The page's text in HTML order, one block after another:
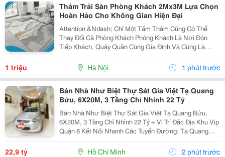
Thảm Trải Sàn Phòng Khách 2Mx3M Lựa Chọn
Hoàn Hảo Cho Không Gian Hiện Đại
Attention &Ndash; Chỉ Một Tấm Thảm Cũng Có Thể
Thay Đổi Cả Phòng Khách Phòng Khách Là Nơi Đón
Tiếp Khách, Quây Quần Cùng Gia Đình Và Cũng Là
Không Gian Thể Hiện Gu Thẩm Mỹ Của Gia Chủ. Tuy
Nhiên, Nhiều Người Chỉ Chú Trọng Đến Sofa Hay Bàn
Trà Mà...
1 triệu Hà Nội 1 phút trước
Bán Nhà Như Biệt Thự Sát Gia Việt Tạ Quang
Bửu, 6X20M, 3 Tầng Chỉ Nhỉnh 22 Tỷ
Bán Nhà Như Biệt Thự Sát Gia Việt Tạ Quang Bửu,
6X20M, 3 Tầng Chỉ Nhỉnh 22 Tỷ + Vị Trí Đắc Địa Khu Vip
Quận 8 Kết Nối Nhanh Các Tuyến Đường: Tạ Quang
Bửu, Dương Quang Đông, Phạm Hùng, Cao Lỗ, Âu
Dương Lân, Phạm Như Tăng... Thanh Loan, Lệ...
22,9 tỷ Hồ Chí Minh 2 phút trước